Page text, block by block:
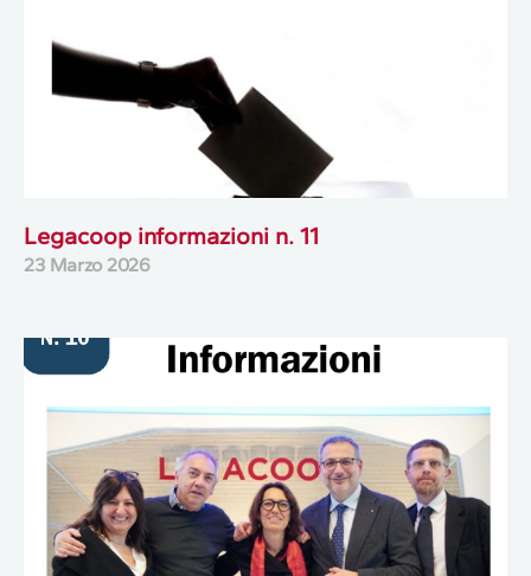
Legacoop informazioni n. 11
23 Marzo 2026